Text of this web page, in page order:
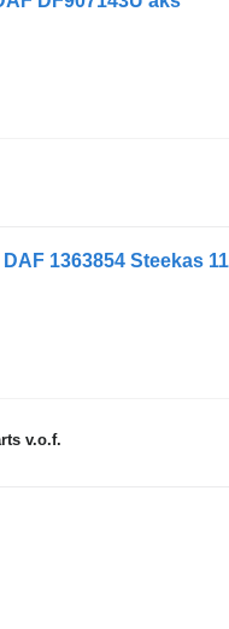
1363854 Steekas
v.o.f.